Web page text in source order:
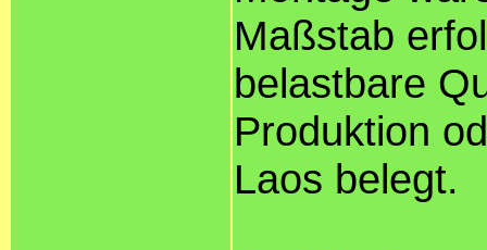
Maßstab
belastbare
Produktion
Laos belegt.